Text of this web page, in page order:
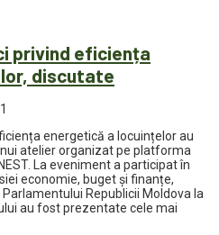
privind eficiența
discutate
energetică a locuințelor au
atelier organizat pe platforma
La eveniment a participat în
economie, buget și finanțe,
Republicii Moldova la
au fost prezentate сele mai